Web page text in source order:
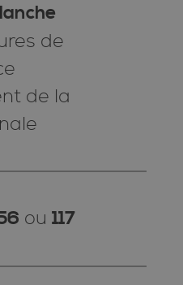
de
de la
ou 117